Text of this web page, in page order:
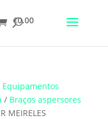
€0.00
Equipamentos
/ Braços aspersores
MEIRELES